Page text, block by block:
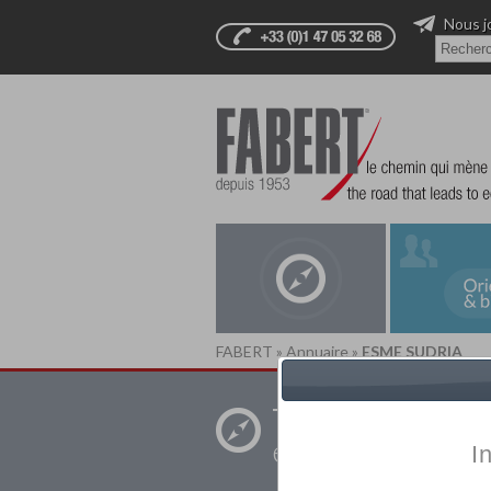
Nous
FABERT » Annuaire » ESME SUDRIA
Trouver un
établissement